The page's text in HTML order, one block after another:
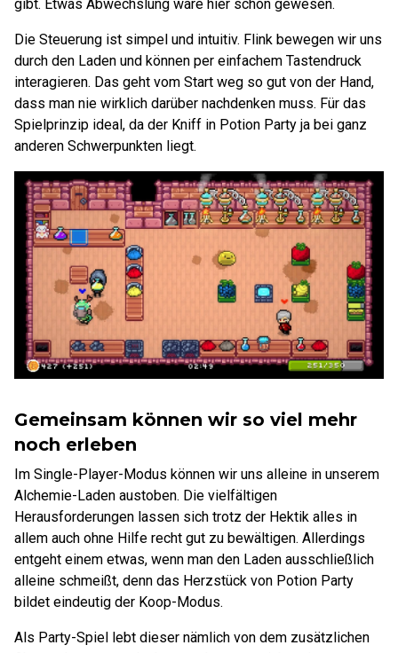
gibt. Etwas Abwechslung wäre hier schön gewesen.
Die Steuerung ist simpel und intuitiv. Flink bewegen wir uns
durch den Laden und können per einfachem Tastendruck
interagieren. Das geht vom Start weg so gut von der Hand,
dass man nie wirklich darüber nachdenken muss. Für das
Spielprinzip ideal, da der Kniff in Potion Party ja bei ganz
anderen Schwerpunkten liegt.
Gemeinsam können wir so viel mehr
noch erleben
Im Single-Player-Modus können wir uns alleine in unserem
Alchemie-Laden austoben. Die vielfältigen
Herausforderungen lassen sich trotz der Hektik alles in
allem auch ohne Hilfe recht gut zu bewältigen. Allerdings
entgeht einem etwas, wenn man den Laden ausschließlich
alleine schmeißt, denn das Herzstück von Potion Party
bildet eindeutig der Koop-Modus.
Als Party-Spiel lebt dieser nämlich von dem zusätzlichen